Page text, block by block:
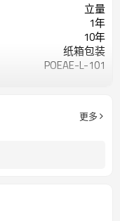
立量
1年
10年
纸箱包装
POEAE-L-101
更多